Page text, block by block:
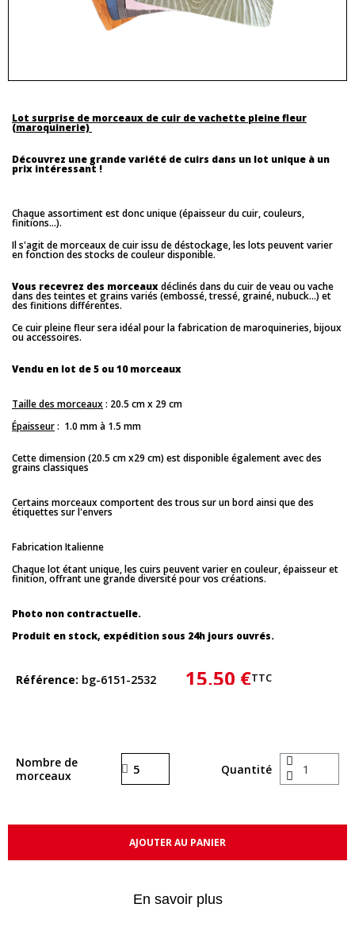
Lot surprise de morceaux de cuir de vachette pleine fleur
(maroquinerie)
Découvrez une grande variété de cuirs dans un lot unique à un
prix intéressant !
Chaque assortiment est donc unique (épaisseur du cuir, couleurs,
finitions...).
Il s'agit de morceaux de cuir issu de déstockage, les lots peuvent varier
en fonction des stocks de couleur disponible.
Vous recevrez des morceauxdéclinés dans du cuir de veau ou vache
dans des teintes et grains variés (embossé, tressé, grainé, nubuck...) et
des finitions différentes.
Ce cuir pleine fleur sera idéal pour la fabrication de maroquineries, bijoux
ou accessoires.
Vendu en lot de 5 ou 10 morceaux
Taille des morceaux: 20.5 cm x 29 cm
Épaisseur: 1.0 mm à 1.5 mm
Cette dimension (20.5 cm x29 cm) est disponible également avec des
grains classiques
Certains morceaux comportent des trous sur un bord ainsi que des
étiquettes sur l'envers
Fabrication Italienne
Chaque lot étant unique, les cuirs peuvent varier en couleur, épaisseur et
finition, offrant une grande diversité pour vos créations.
Photo non contractuelle.
Produit en stock, expédition sous 24h jours ouvrés.
Référence bg-6151-2532 15,50 €TTC
Nombre de
morceaux
Quantité
AJOUTER AU PANIER
En savoir plus